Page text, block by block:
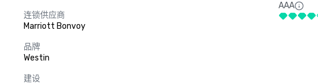
连锁供应商
Marriott Bonvoy
品牌
Westin
建设
AAA